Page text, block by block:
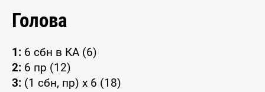
Голова
1: 6 сбн в КА (6)
2: 6 пр (12)
3: (1 сбн, пр) x 6 (18)